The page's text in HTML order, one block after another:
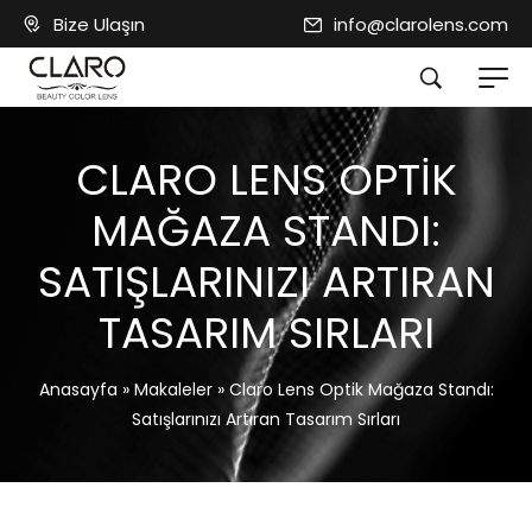
Bize Ulaşın info@clarolens.com
CLARO LENS OPTIK
MAĞAZA STANDI:
SATIŞLARINIZI ARTIRAN
TASARIM SIRLARI
Anasayfa » Makaleler» Claro Lens Optik Mağaza Standı:
Satışlarınızı Artıran Tasarım Sırları